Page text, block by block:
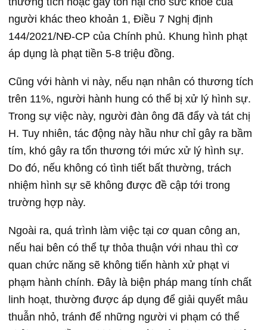
người khác theo khoản 1, Điều 7 Nghị định
144/2021/NĐ-CP của Chính phủ. Khung hình phạt
áp dụng là phạt tiền 5-8 triệu đồng.
Cũng với hành vi này, nếu nạn nhân có thương tích
trên 11%, người hành hung có thể bị xử lý hình sự.
Trong sự việc này, người đàn ông đã đẩy và tát chị
H. Tuy nhiên, tác động này hầu như chỉ gây ra bầm
tím, khó gây ra tổn thương tới mức xử lý hình sự.
Do đó, nếu không có tình tiết bất thường, trách
nhiệm hình sự sẽ không được đề cập tới trong
trường hợp này.
Ngoài ra, quá trình làm việc tại cơ quan công an,
nếu hai bên có thể tự thỏa thuận với nhau thì cơ
quan chức năng sẽ không tiến hành xử phạt vi
phạm hành chính. Đây là biện pháp mang tính chất
linh hoạt, thường được áp dụng để giải quyết mâu
thuẫn nhỏ, tránh để những người vi phạm có thể